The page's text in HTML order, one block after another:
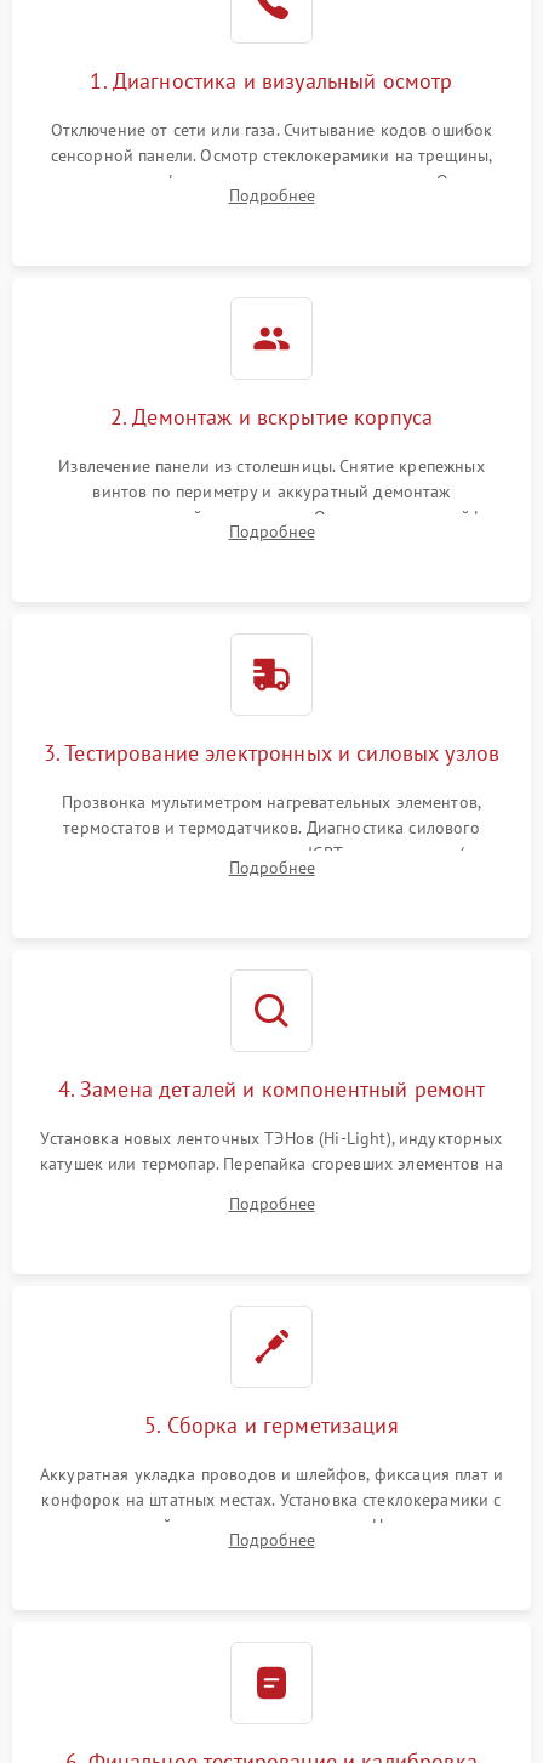
1. Диагностика и визуальный осмотр
Отключение от сети или газа. Считывание кодов ошибок
сенсорной панели. Осмотр стеклокерамики на трещины,
проверка конфорок на равномерность нагрева. Опрос
клиента о симптомах (не включается, не видит посуду,
Подробнее
2. Демонтаж и вскрытие корпуса
Извлечение панели из столешницы. Снятие крепежных
винтов по периметру и аккуратный демонтаж
стеклокерамической поверхности. Отсоединение шлейфов
сенсорного блока для доступа к силовым платам, катушкам
Подробнее
3. Тестирование электронных и силовых узлов
Прозвонка мультиметром нагревательных элементов,
термостатов и термодатчиков. Диагностика силового
модуля, реле, диодных мостов и IGBT-транзисторов (для
индукции). Проверка кранов и газ-контроля (для газовых
Подробнее
4. Замена деталей и компонентный ремонт
Установка новых ленточных ТЭНов (Hi-Light), индукторных
катушек или термопар. Перепайка сгоревших элементов на
дорожек. Очистка контактов и замена поврежденной
Подробнее
5. Сборка и герметизация
Аккуратная укладка проводов и шлейфов, фиксация плат и
конфорок на штатных местах. Установка стеклокерамики с
проверкой равномерности зазоров. Нанесение
термостойкого герметика или укладка уплотнительной
Подробнее